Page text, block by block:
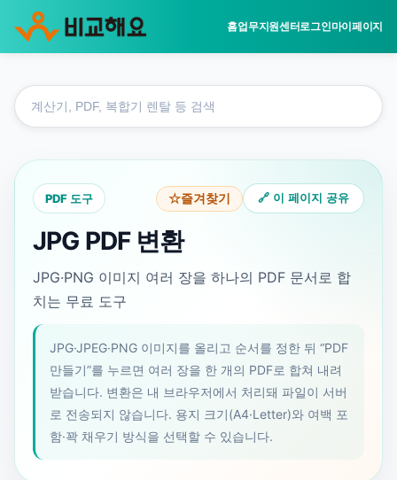
홈업무지원센터로그인마이페이지
업무지원센터
PDF 도구
JPG PDF 변환
구
검
PDF 도구 ☆즐겨찾기 🔗 이 페이지 공유
JPG PDF 변환
JPG·PNG 이미지 여러 장을 하나의 PDF 문서로 합
치는 무료 도구
JPG·JPEG·PNG 이미지를 올리고 순서를 정한 뒤 “PDF
만들기”를 누르면 여러 장을 한 개의 PDF로 합쳐 내려
받습니다. 변환은 내 브라우저에서 처리돼 파일이 서버
로 전송되지 않습니다. 용지 크기(A4·Letter)와 여백 포
함·꽉 채우기 방식을 선택할 수 있습니다.